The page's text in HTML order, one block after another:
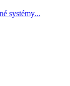
systémy...